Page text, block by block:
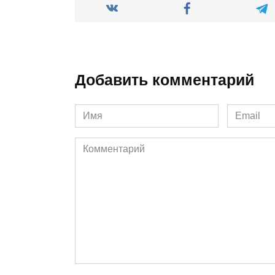
Добавить комментарий
Имя
*
Email
*
Комментарий